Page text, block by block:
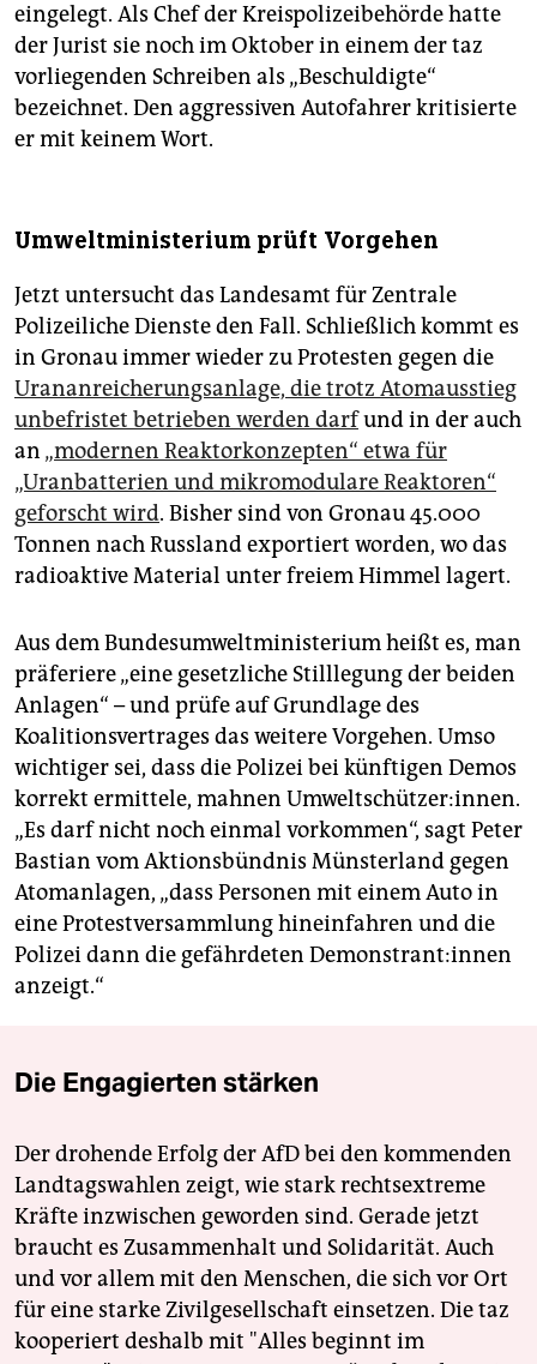
eingelegt. Als Chef der Kreispolizeibehörde hatte
der Jurist sie noch im Oktober in einem der taz
vorliegenden Schreiben als „Beschuldigte“
bezeichnet. Den aggressiven Autofahrer kritisierte
er mit keinem Wort.
Umweltministerium prüft Vorgehen
Jetzt untersucht das Landesamt für Zentrale
Polizeiliche Dienste den Fall. Schließlich kommt es
in Gronau immer wieder zu Protesten gegen die
Urananreicherungsanlage, die trotz Atomausstieg
unbefristet betrieben werden darfund in der auch
an „modernen Reaktorkonzepten“ etwa für
„Uranbatterien und mikromodulare Reaktoren“
geforscht wird. Bisher sind von Gronau 45.000
Tonnen nach Russland exportiert worden, wo das
radioaktive Material unter freiem Himmel lagert.
Aus dem Bundesumweltministerium heißt es, man
präferiere „eine gesetzliche Stilllegung der beiden
Anlagen“ – und prüfe auf Grundlage des
Koalitionsvertrages das weitere Vorgehen. Umso
wichtiger sei, dass die Polizei bei künftigen Demos
korrekt ermittele, mahnen Umweltschützer:innen.
„Es darf nicht noch einmal vorkommen“, sagt Peter
Bastian vom Aktionsbündnis Münsterland gegen
Atomanlagen, „dass Personen mit einem Auto in
eine Protestversammlung hineinfahren und die
Polizei dann die gefährdeten De­mons­tran­t:in­nen
anzeigt.“
Die Engagierten stärken
Der drohende Erfolg der AfD bei den kommenden
Landtagswahlen zeigt, wie stark rechtsextreme
Kräfte inzwischen geworden sind. Gerade jetzt
braucht es Zusammenhalt und Solidarität. Auch
und vor allem mit den Menschen, die sich vor Ort
für eine starke Zivilgesellschaft einsetzen. Die taz
kooperiert deshalb mit "Alles beginnt im